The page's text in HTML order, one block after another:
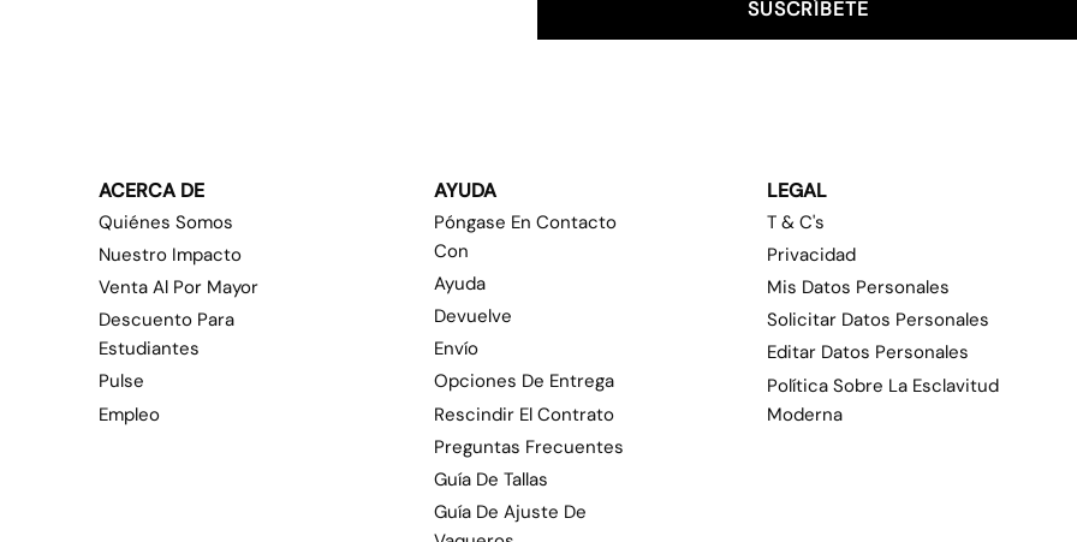
SUSCRÍBETE
ACERCA DE
Quiénes Somos
Nuestro Impacto
Venta Al Por Mayor
Descuento Para
Estudiantes
Pulse
Empleo
AYUDA
Póngase En Contacto
Con
Ayuda
Devuelve
Envío
Opciones De Entrega
Rescindir El Contrato
Preguntas Frecuentes
Guía De Tallas
Guía De Ajuste De
LEGAL
T & C's
Privacidad
Mis Datos Personales
Solicitar Datos Personales
Editar Datos Personales
Política Sobre La Esclavitud
Moderna